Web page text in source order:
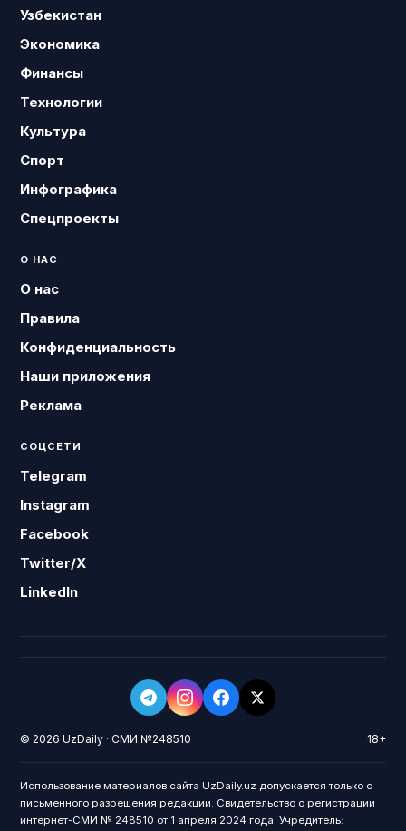
Узбекистан
Экономика
Финансы
Технологии
Культура
Спорт
Инфографика
Спецпроекты
О НАС
О нас
Правила
Конфиденциальность
Наши приложения
Реклама
СОЦСЕТИ
Telegram
Instagram
Facebook
Twitter/X
LinkedIn
© 2026 UzDaily · СМИ №248510 18+
Использование материалов сайта UzDaily.uz допускается только с
письменного разрешения редакции. Свидетельство о регистрации
интернет-СМИ № 248510 от 1 апреля 2024 года. Учредитель: